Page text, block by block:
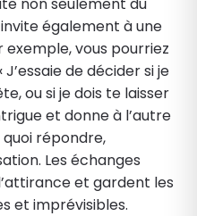
également à une
vous pourriez
de décider si je
ou si je dois te laisser
et donne à l’autre
répondre,
Les échanges
et gardent les
et imprévisibles.